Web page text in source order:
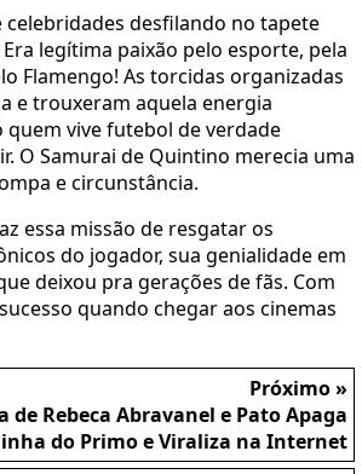
celebridades desfilando no tapete
legítima paixão pelo esporte, pela
Flamengo! As torcidas organizadas
e trouxeram aquela energia
vive futebol de verdade
O Samurai de Quintino merecia uma
e circunstância.
essa missão de resgatar os
do jogador, sua genialidade em
deixou pra gerações de fãs. Com
quando chegar aos cinemas
Próximo »
de Rebeca Abravanel e Pato Apaga
do Primo e Viraliza na Internet